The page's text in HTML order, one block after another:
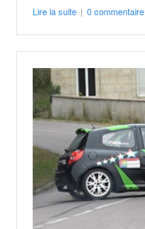
Lire la suite | 0 commentaire